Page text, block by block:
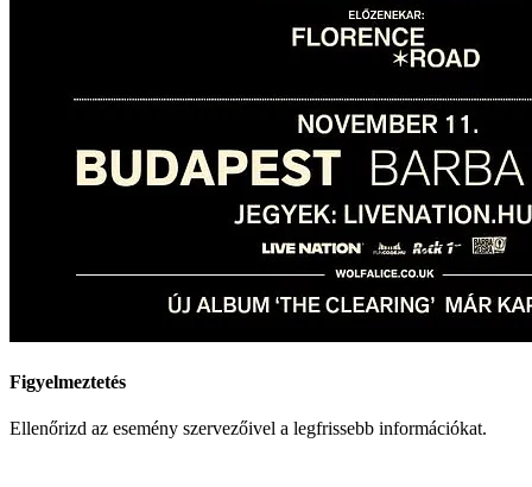
Figyelmeztetés
Ellenőrizd az esemény szervezőivel a legfrissebb információkat.